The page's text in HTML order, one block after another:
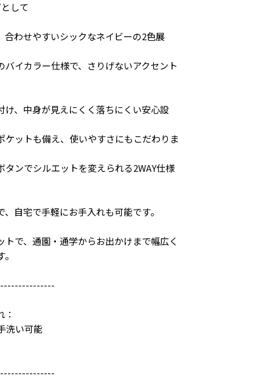
して
合わせやすいシックなネイビーの2色展
イカラー仕様で、さりげないアクセント
け、中身が見えにくく落ちにくい安心設
ケットも備え、使いやすさにもこだわりま
タンでシルエットを変えられる2WAY仕様
自宅で手軽にお手入れも可能です。
で、通園・通学からお出かけまで幅広く
洗い可能